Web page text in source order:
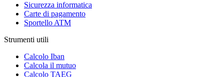
Sicurezza informatica
Carte di pagamento
Sportello ATM
Strumenti utili
Calcolo Iban
Calcola il mutuo
Calcolo TAEG